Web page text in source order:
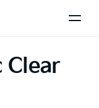
Clear